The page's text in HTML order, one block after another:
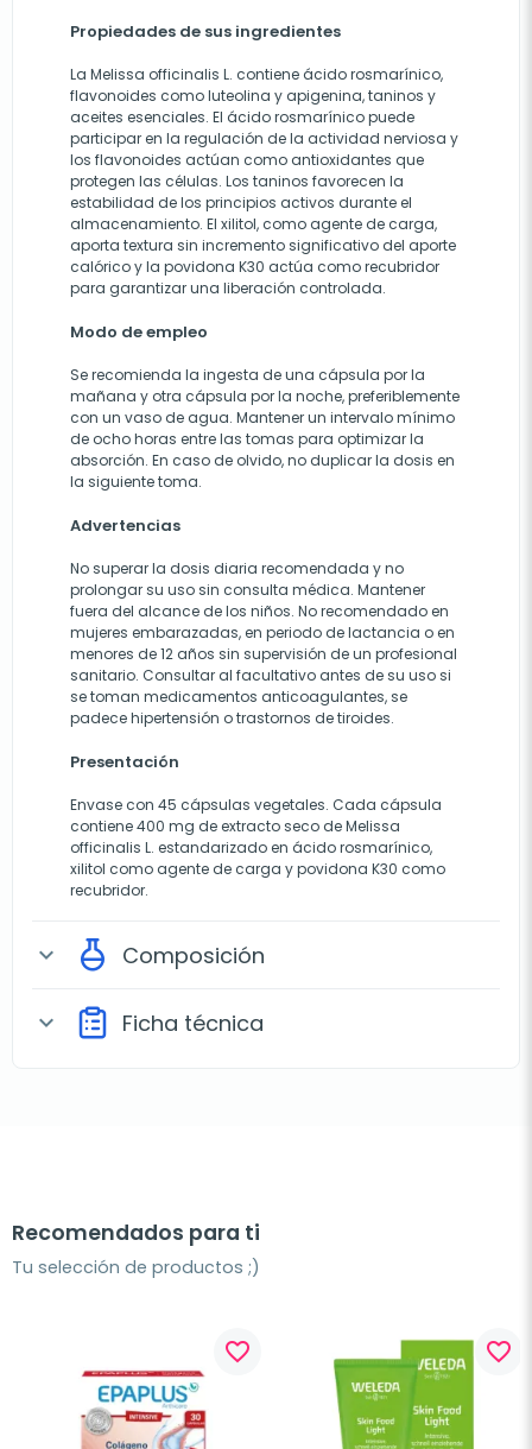
Propiedades de sus ingredientes
La Melissa officinalis L. contiene ácido rosmarínico,
flavonoides como luteolina y apigenina, taninos y
aceites esenciales. El ácido rosmarínico puede
participar en la regulación de la actividad nerviosa y
los flavonoides actúan como antioxidantes que
protegen las células. Los taninos favorecen la
estabilidad de los principios activos durante el
almacenamiento. El xilitol, como agente de carga,
aporta textura sin incremento significativo del aporte
calórico y la povidona K30 actúa como recubridor
para garantizar una liberación controlada.
Modo de empleo
Se recomienda la ingesta de una cápsula por la
mañana y otra cápsula por la noche, preferiblemente
con un vaso de agua. Mantener un intervalo mínimo
de ocho horas entre las tomas para optimizar la
absorción. En caso de olvido, no duplicar la dosis en
la siguiente toma.
Advertencias
No superar la dosis diaria recomendada y no
prolongar su uso sin consulta médica. Mantener
fuera del alcance de los niños. No recomendado en
mujeres embarazadas, en periodo de lactancia o en
menores de 12 años sin supervisión de un profesional
sanitario. Consultar al facultativo antes de su uso si
se toman medicamentos anticoagulantes, se
padece hipertensión o trastornos de tiroides.
Presentación
Envase con 45 cápsulas vegetales. Cada cápsula
contiene 400 mg de extracto seco de Melissa
officinalis L. estandarizado en ácido rosmarínico,
xilitol como agente de carga y povidona K30 como
recubridor.
expand_more Composición
expand_more Ficha técnica
Recomendados para ti
Tu selección de productos ;)
favorite_border favorite_border